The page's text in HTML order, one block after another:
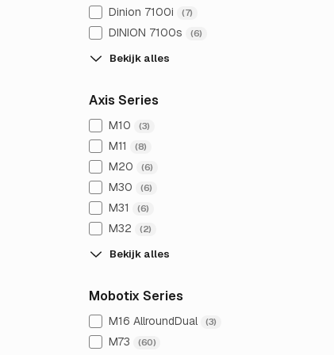
Dinion 7100i (7)
DINION 7100s (6)
Bekijk alles
Axis Series
M10 (3)
M11 (8)
M20 (6)
M30 (6)
M31 (6)
M32 (2)
Bekijk alles
Mobotix Series
M16 AllroundDual (3)
M73 (60)